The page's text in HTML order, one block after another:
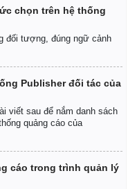
nghệ
Công nghệ
đổi số
chọn trên hệ thống
đối tượng, đúng ngữ cảnh
Publisher đối tác của
viết sau để nắm danh sách
quảng cáo của
cáo trong trình quản lý